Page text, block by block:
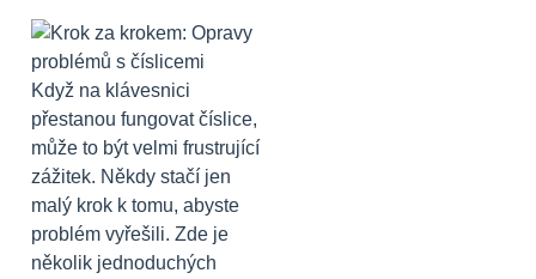
Když na klávesnici
přestanou fungovat číslice,
může to být velmi frustrující
zážitek. Někdy stačí jen
malý krok k tomu, abyste
problém vyřešili. Zde je
několik jednoduchých